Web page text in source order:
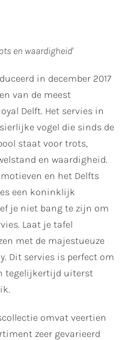
en waardigheid'
in december 2017
van de meest
Delft. Het servies in
vogel die sinds de
staat voor trots,
en waardigheid.
en het Delfts
een koninklijk
je niet bang te zijn om
Laat je tafel
met de majestueuze
Dit servies is perfect om
tegelijkertijd uiterst
omvat veertien
zeer gevarieerd